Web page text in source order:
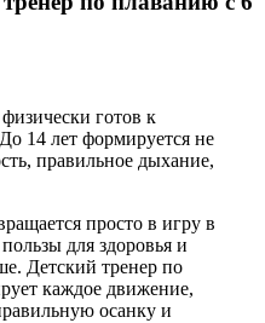
готов к
14 лет формируется не
правильное дыхание,
просто в игру в
для здоровья и
Детский тренер по
каждое движение,
осанку и